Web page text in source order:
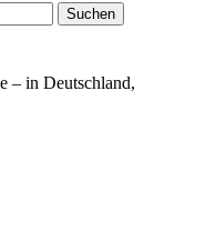
– in Deutschland,